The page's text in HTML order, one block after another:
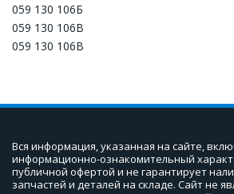
059 130 106Б
059 130 106В
059 130 106B
Вся информация, указанная на сайте,
информационно-ознакомительный
публичной офертой и не гарантирует
запчастей и деталей на складе. Сайт не